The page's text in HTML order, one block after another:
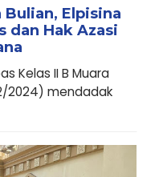
Bulian, Elpisina
dan Hak Azasi
Kelas II B Muara
2024) mendadak